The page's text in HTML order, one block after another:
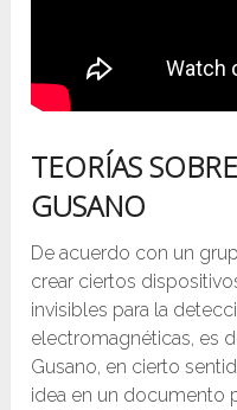
TEORÍAS
GUSANO
De acuerdo con un
crear ciertos
invisibles para la
electromagnéticas, es
Gusano, en cierto
idea en un documento